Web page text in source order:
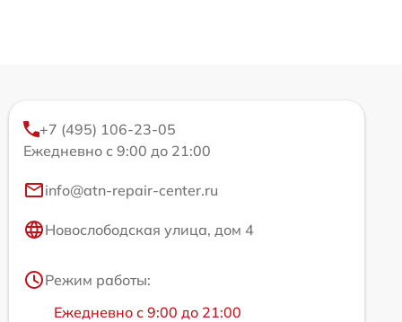
+7 (495) 106-23-05
Ежедневно с 9:00 до 21:00
info@atn-repair-center.ru
Новослободская улица, дом 4
Режим работы:
Ежедневно с 9:00 до 21:00